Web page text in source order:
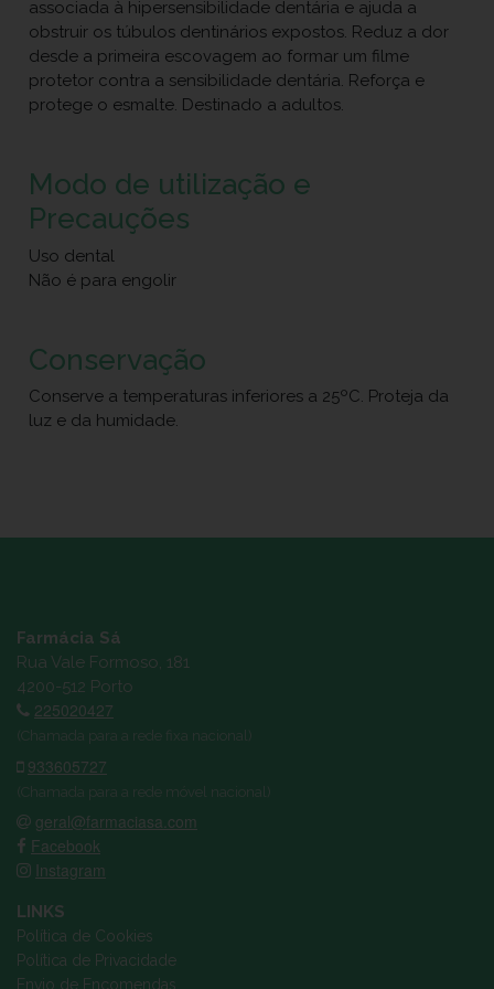
associada à hipersensibilidade dentária e ajuda a
obstruir os túbulos dentinários expostos. Reduz a dor
desde a primeira escovagem ao formar um filme
protetor contra a sensibilidade dentária. Reforça e
protege o esmalte. Destinado a adultos.
Modo de utilização e
Precauções
Uso dental
Não é para engolir
Conservação
Conserve a temperaturas inferiores a 25ºC. Proteja da
luz e da humidade.
Farmácia Sá
Rua Vale Formoso, 181
4200-512 Porto
225020427
(Chamada para a rede fixa nacional)
933605727
(Chamada para a rede móvel nacional)
geral@farmaciasa.com
Facebook
Instagram
LINKS
Política de Cookies
Política de Privacidade
Envio de Encomendas